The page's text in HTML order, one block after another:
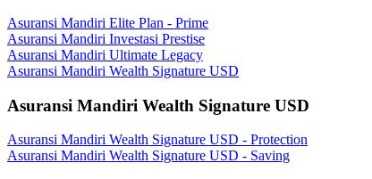
Asuransi Mandiri Elite Plan - Prime
Asuransi Mandiri Investasi Prestise
Asuransi Mandiri Ultimate Legacy
Asuransi Mandiri Wealth Signature USD
Asuransi Mandiri Wealth Signature USD
Asuransi Mandiri Wealth Signature USD - Protection
Asuransi Mandiri Wealth Signature USD - Saving